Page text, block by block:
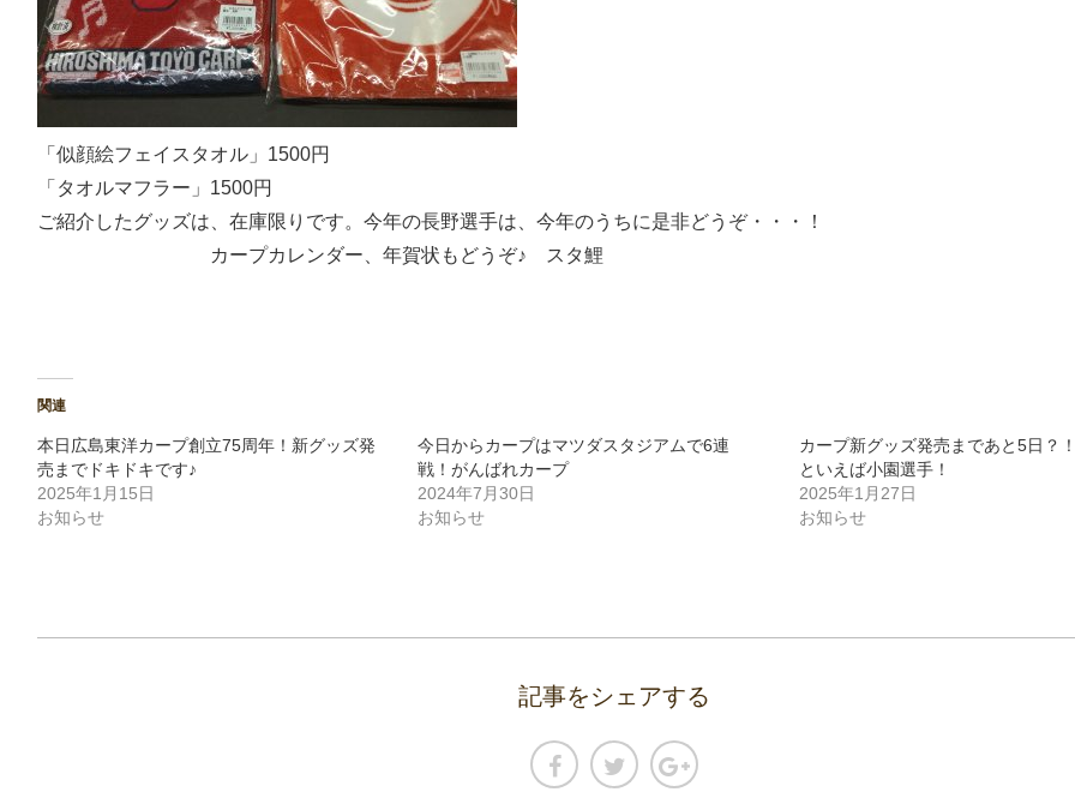
「似顔絵フェイスタオル」1500円
「タオルマフラー」1500円
ご紹介したグッズは、在庫限りです。今年の長野選手は、今年のうちに是非どうぞ・・・！
カープカレンダー、年賀状もどうぞ♪ スタ鯉
関連
本日広島東洋カープ創立75周年！新グッズ発
売までドキドキです♪
2025年1月15日
お知らせ
今日からカープはマツダスタジアムで6連
戦！がんばれカープ
2024年7月30日
お知らせ
カープ新グッズ発売まであと5日？
といえば小園選手！
2025年1月27日
お知らせ
記事をシェアする